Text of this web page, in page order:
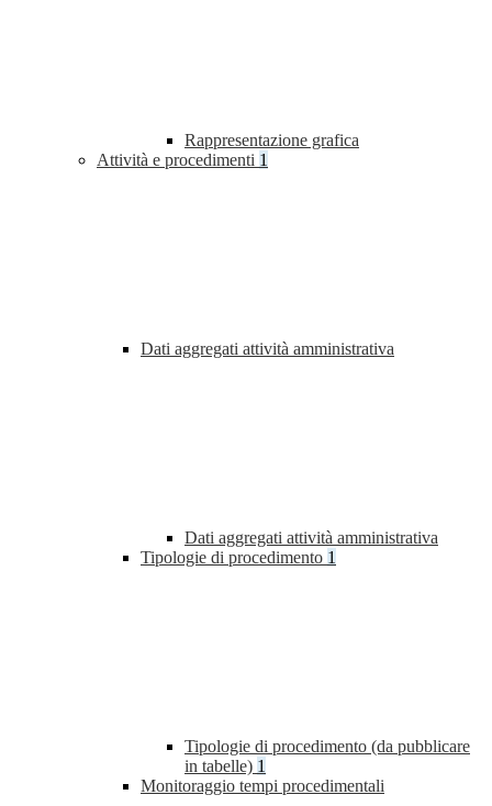
Rappresentazione grafica
Attività e procedimenti 1
Dati aggregati attività amministrativa
Dati aggregati attività amministrativa
Tipologie di procedimento 1
Tipologie di procedimento (da pubblicare
in tabelle) 1
Monitoraggio tempi procedimentali